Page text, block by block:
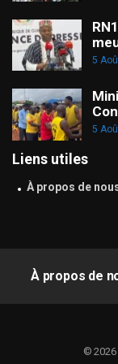
5
5
Liens utiles
À propos de
À propos de
© 2026